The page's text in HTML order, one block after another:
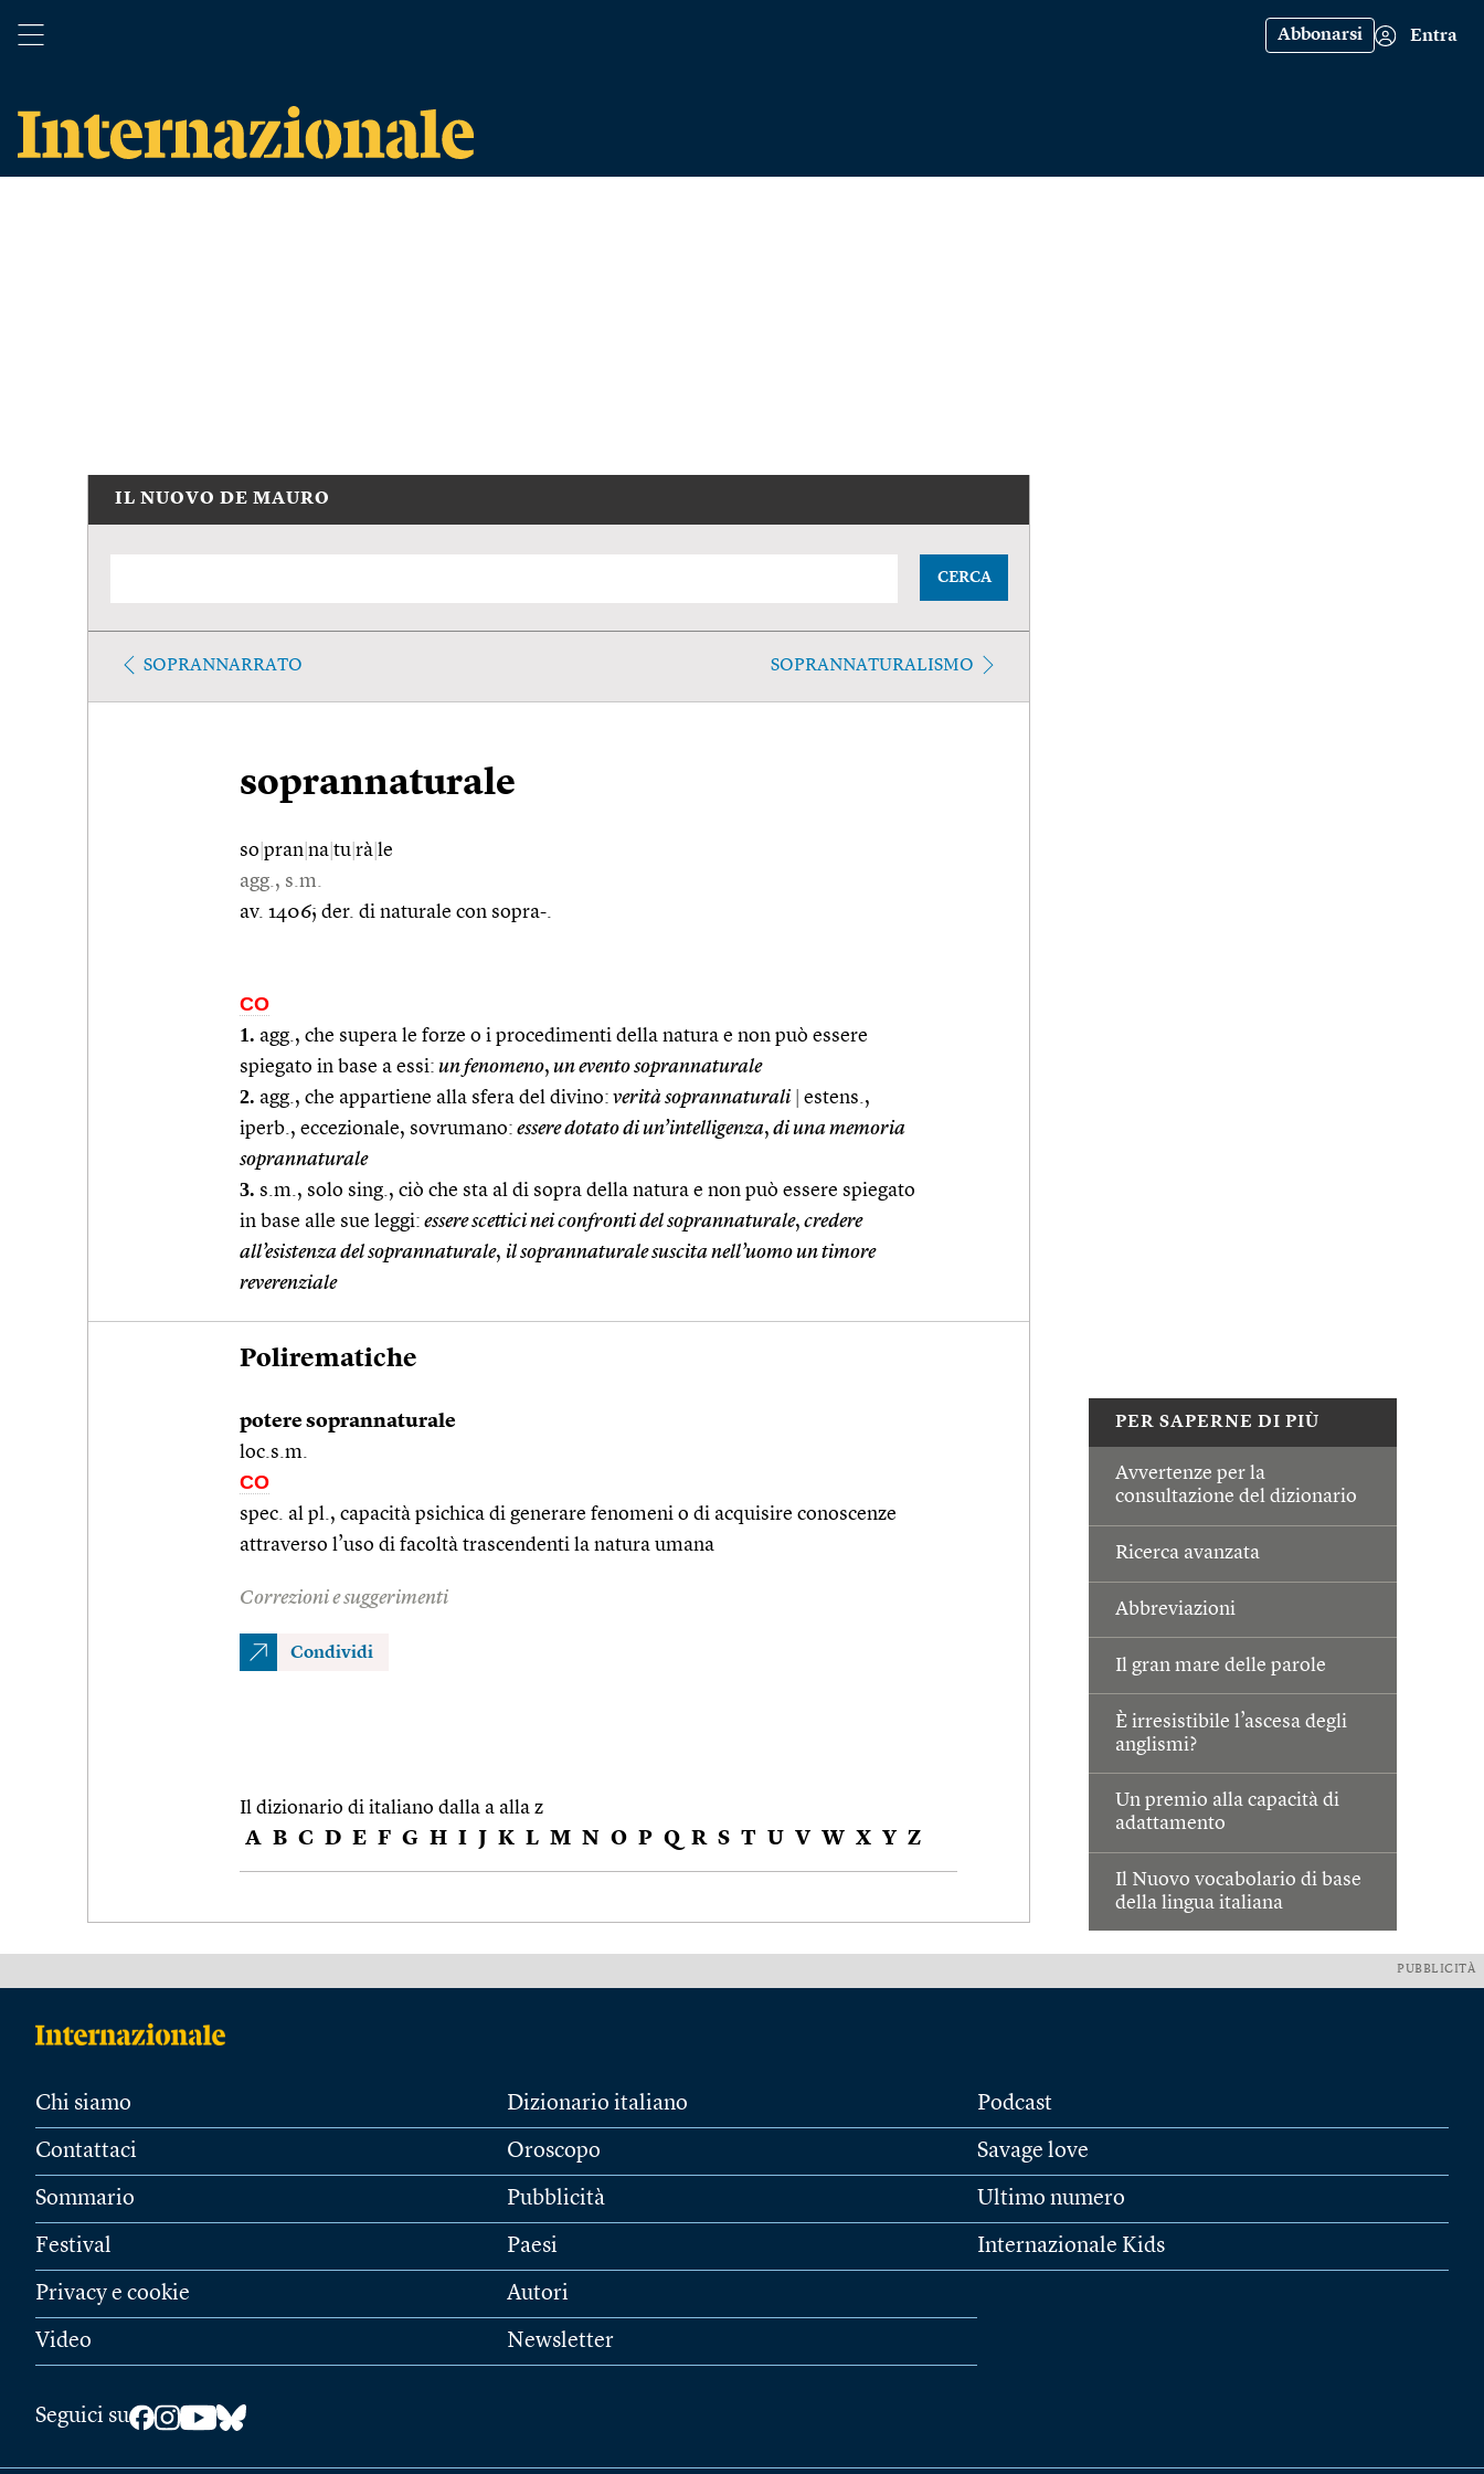
Abbonarsi Entra
PER SAPERNE DI PIÙ
Avvertenze per la
consultazione del dizionario
Ricerca avanzata
Abbreviazioni
Il gran mare delle parole
È irresistibile l’ascesa degli
anglismi?
Un premio alla capacità di
adattamento
Il Nuovo vocabolario di base
della lingua italiana
IL NUOVO DE MAURO
CERCA
SOPRANNARRATO SOPRANNATURALISMO
soprannaturale
so pran na tu rà le
agg., s.m.
av. 1406; der. di naturale con sopra-.
CO
1. agg., che supera le forze o i procedimenti della natura e non può essere
spiegato in base a essi: un fenomeno, un evento soprannaturale
2. agg., che appartiene alla sfera del divino: verità soprannaturali
estens.,
iperb., eccezionale, sovrumano: essere dotato di un’intelligenza, di una memoria
soprannaturale
3. s.m., solo sing., ciò che sta al di sopra della natura e non può essere spiegato
in base alle sue leggi: essere scettici nei confronti del soprannaturale, credere
all’esistenza del soprannaturale, il soprannaturale suscita nell’uomo un timore
reverenziale
Polirematiche
potere soprannaturale
loc.s.m.
CO
spec. al pl., capacità psichica di generare fenomeni o di acquisire conoscenze
attraverso l’uso di facoltà trascendenti la natura umana
Correzioni e suggerimenti
Condividi
Il dizionario di italiano dalla a alla z
A B C D E F G H I J K L M N O P Q R S T U V W X Y Z
PUBBLICITÀ
Chi siamo
Contattaci
Sommario
Festival
Privacy e cookie
Video
Dizionario italiano
Oroscopo
Pubblicità
Paesi
Autori
Newsletter
Podcast
Savage love
Ultimo numero
Internazionale Kids
Seguici su